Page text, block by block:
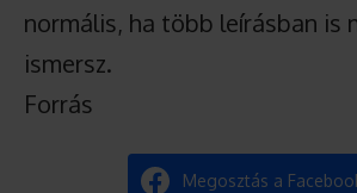
normális, ha több leírásban is
ismersz.
Forrás
Megosztás a